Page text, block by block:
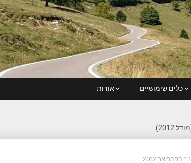
כלים שימושיים אודות
12 בפברואר 2012